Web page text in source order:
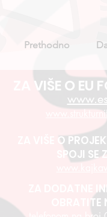
Prethodno
ZA VIŠE O EU
ZA VIŠE O
SPOJI SE
ZA DODATNE
OBRATITE